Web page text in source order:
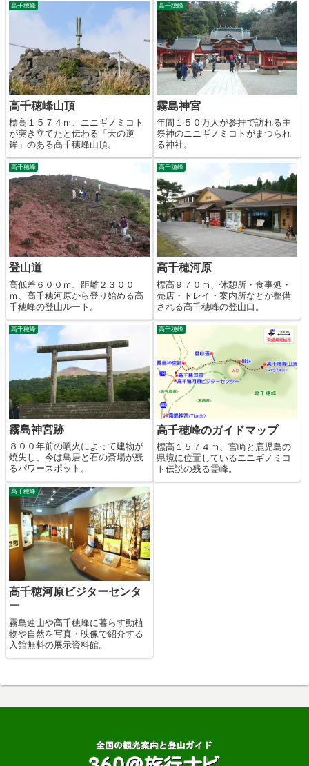
高千穂峰
高千穂峰山頂
標高１５７４ｍ、ニニギノミコト
が突き立てたと伝わる「天の逆
鉾」のある高千穂峰山頂。
高千穂峰
霧島神宮
年間１５０万人が参拝で訪れる主
祭神のニニギノミコトがまつられ
る神社。
高千穂峰
登山道
高低差６００ｍ、距離２３００
ｍ、高千穂河原から登り始める高
千穂峰の登山ルート。
高千穂峰
高千穂河原
標高９７０ｍ、休憩所・食事処・
売店・トレイ・案内所などが整備
される高千穂峰の登山口。
高千穂峰
霧島神宮跡
８００年前の噴火によって建物が
焼失し、今は鳥居と石の斎場が残
るパワースポット。
高千穂峰
高千穂峰のガイドマップ
標高１５７４ｍ、宮崎と鹿児島の
県境に位置しているニニギノミコ
ト伝説の残る霊峰。
高千穂峰
高千穂河原ビジターセンタ
ー
霧島連山や高千穂峰に暮らす動植
物や自然を写真・映像で紹介する
入館無料の展示資料館。